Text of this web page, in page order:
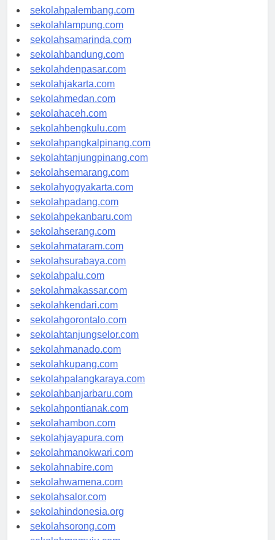
sekolahriau.com
sekolahpalembang.com
sekolahlampung.com
sekolahsamarinda.com
sekolahbandung.com
sekolahdenpasar.com
sekolahjakarta.com
sekolahmedan.com
sekolahaceh.com
sekolahbengkulu.com
sekolahpangkalpinang.com
sekolahtanjungpinang.com
sekolahsemarang.com
sekolahyogyakarta.com
sekolahpadang.com
sekolahpekanbaru.com
sekolahserang.com
sekolahmataram.com
sekolahsurabaya.com
sekolahpalu.com
sekolahmakassar.com
sekolahkendari.com
sekolahgorontalo.com
sekolahtanjungselor.com
sekolahmanado.com
sekolahkupang.com
sekolahpalangkaraya.com
sekolahbanjarbaru.com
sekolahpontianak.com
sekolahambon.com
sekolahjayapura.com
sekolahmanokwari.com
sekolahnabire.com
sekolahwamena.com
sekolahsalor.com
sekolahindonesia.org
sekolahsorong.com